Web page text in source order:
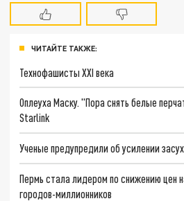
ЧИТАЙТЕ ТАКЖЕ:
Технофашисты XXI века
Оплеуха Маску. "Пора снять белые
Starlink
Ученые предупредили об усилении
Пермь стала лидером по снижению цен
городов-миллионников